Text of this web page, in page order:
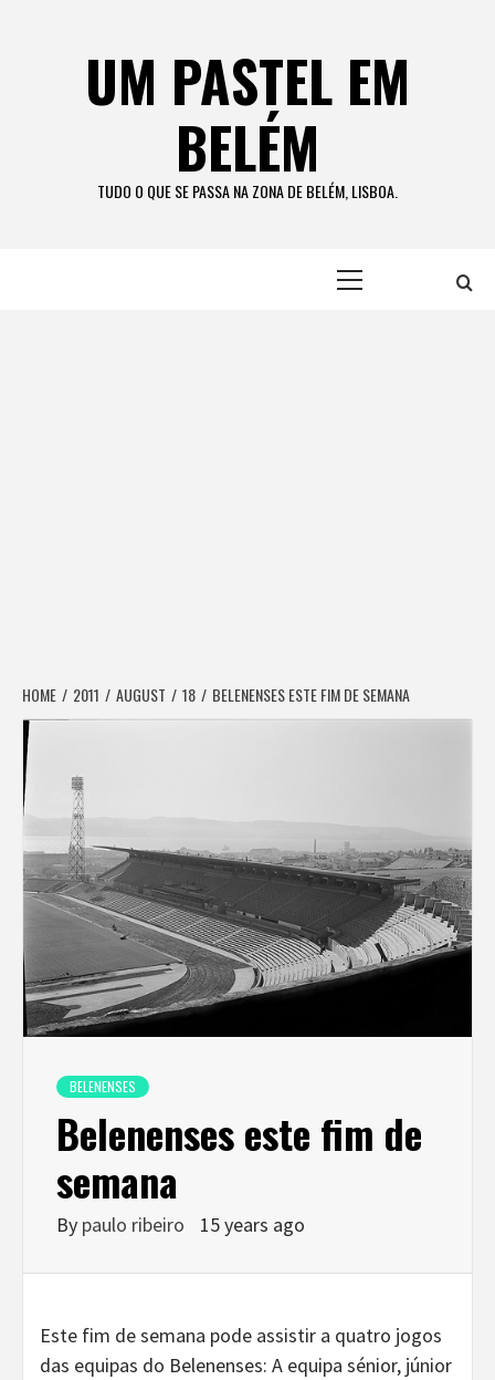
UM PASTEL EM
BELÉM
TUDO O QUE SE PASSA NA ZONA DE BELÉM, LISBOA.
HOME 2011 AUGUST 18 BELENENSES ESTE FIM DE SEMANA
BELENENSES
Belenenses este fim de
semana
By paulo ribeiro 15 years ago
Este fim de semana pode assistir a quatro jogos
das equipas do Belenenses: A equipa sénior, júnior